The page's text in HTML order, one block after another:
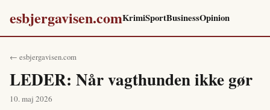
esbjergavisen.comKrimiSportBusinessOpinion
← esbjergavisen.com
LEDER: Når vagthunden ikke gør
10. maj 2026